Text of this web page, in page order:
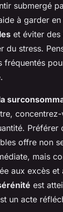
submergé
à garder
et éviter des
du stress.
fréquentés
Préférer
offre non
mais
aux excès
est
un acte